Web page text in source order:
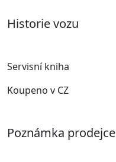
Historie vozu
Servisní kniha
Koupeno v CZ
Poznámka prodejce